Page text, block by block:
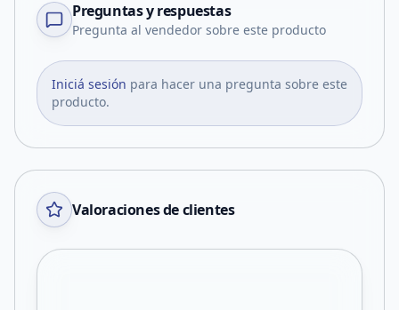
Preguntas y respuestas
Pregunta al vendedor sobre este producto
Iniciá sesión para hacer una pregunta sobre este
producto.
Valoraciones de clientes